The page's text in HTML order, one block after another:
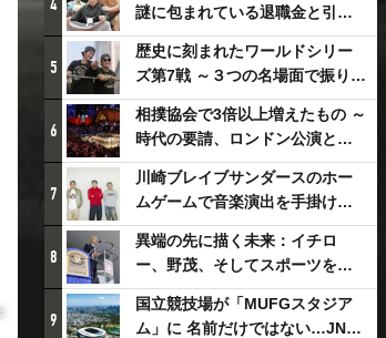
4
謎に包まれている退職金と引退
相撲興行
5
歴史に刻まれたワールドシリー
ズ第7戦 ～３つの名場面で振り返
る～
6
相撲協会で3倍以上増えたもの ～
時代の要請、ロンドン公演と古
式大相撲
7
川崎ブレイブサンダースのホー
ムゲームで音楽演出を手掛ける
スチャダラパーが川崎新！アリ
ーナシティ・プロジェクトを語
る 「楽しみでしかないでしょ。
川崎は、ずっと成長曲線だか
ら」
8
異端の先に描く未来：イチロ
ー、野茂、そしてスポーツを支
える科学界の挑戦
9
国立競技場が「MUFGスタジア
ム」に 名前だけではない…JNSE